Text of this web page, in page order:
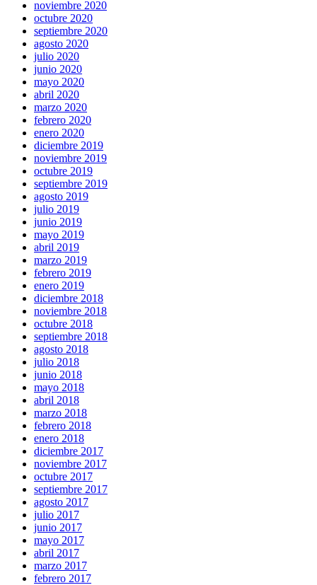
noviembre 2020
octubre 2020
septiembre 2020
agosto 2020
julio 2020
junio 2020
mayo 2020
abril 2020
marzo 2020
febrero 2020
enero 2020
diciembre 2019
noviembre 2019
octubre 2019
septiembre 2019
agosto 2019
julio 2019
junio 2019
mayo 2019
abril 2019
marzo 2019
febrero 2019
enero 2019
diciembre 2018
noviembre 2018
octubre 2018
septiembre 2018
agosto 2018
julio 2018
junio 2018
mayo 2018
abril 2018
marzo 2018
febrero 2018
enero 2018
diciembre 2017
noviembre 2017
octubre 2017
septiembre 2017
agosto 2017
julio 2017
junio 2017
mayo 2017
abril 2017
marzo 2017
febrero 2017